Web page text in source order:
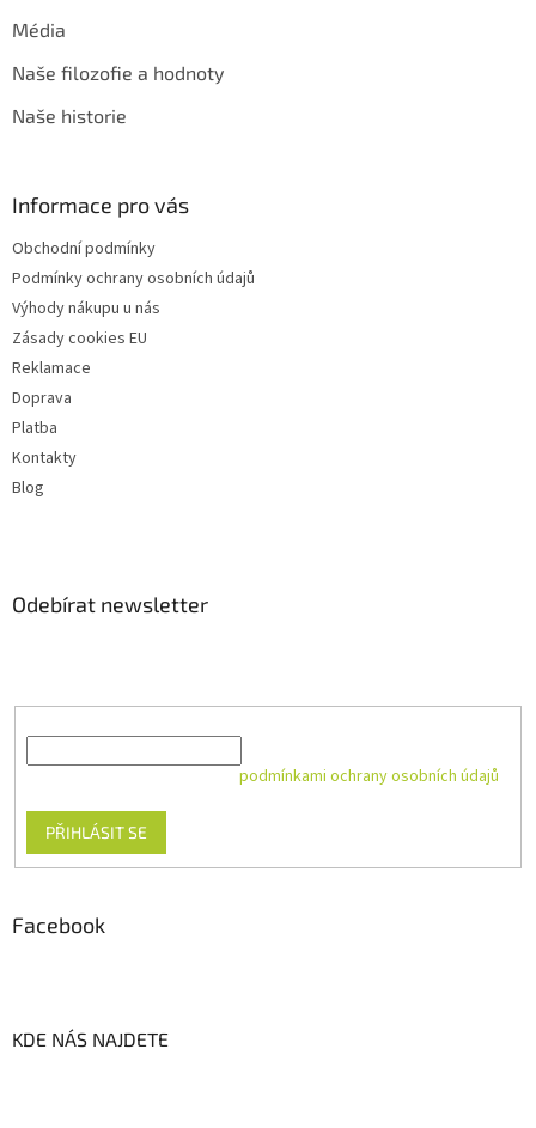
Média
Naše filozofie a hodnoty
Naše historie
Informace pro vás
Obchodní podmínky
Podmínky ochrany osobních údajů
Výhody nákupu u nás
Zásady cookies EU
Reklamace
Doprava
Platba
Kontakty
Blog
Odebírat newsletter
podmínkami ochrany osobních údajů
PŘIHLÁSIT SE
Facebook
KDE NÁS NAJDETE